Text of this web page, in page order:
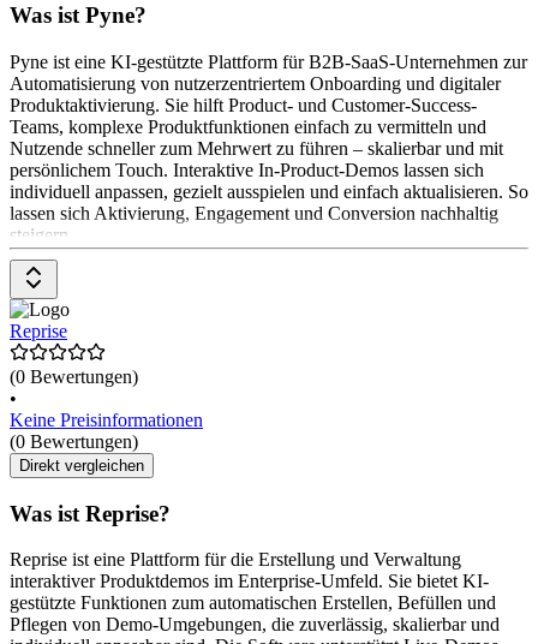
Was ist Pyne?
Pyne ist eine KI-gestützte Plattform für B2B-SaaS-Unternehmen zur
Automatisierung von nutzerzentriertem Onboarding und digitaler
Produktaktivierung. Sie hilft Product- und Customer-Success-
Teams, komplexe Produktfunktionen einfach zu vermitteln und
Nutzende schneller zum Mehrwert zu führen – skalierbar und mit
persönlichem Touch. Interaktive In-Product-Demos lassen sich
individuell anpassen, gezielt ausspielen und einfach aktualisieren. So
lassen sich Aktivierung, Engagement und Conversion nachhaltig
steigern.
Reprise
(0 Bewertungen)
•
Keine Preisinformationen
(0 Bewertungen)
Direkt vergleichen
Was ist Reprise?
Reprise ist eine Plattform für die Erstellung und Verwaltung
interaktiver Produktdemos im Enterprise-Umfeld. Sie bietet KI-
gestützte Funktionen zum automatischen Erstellen, Befüllen und
Pflegen von Demo-Umgebungen, die zuverlässig, skalierbar und